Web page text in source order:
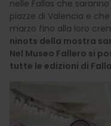
nelle Fallas che
piazze di Valencia e
marzo fino alla loro
ninots della mostra
Nel Museo Fallero si
tutte le edizioni di